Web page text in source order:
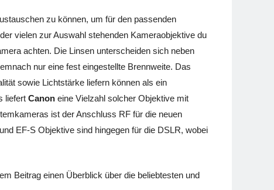
zu können, um für den passenden
vielen zur Auswahl stehenden Kameraobjektive du
achten. Die Linsen unterscheiden sich neben
nur eine fest eingestellte Brennweite. Das
sowie Lichtstärke liefern können als ein
liefert Canon eine Vielzahl solcher Objektive mit
ist der Anschluss RF für die neuen
EF-S Objektive sind hingegen für die DSLR, wobei
Beitrag einen Überblick über die beliebtesten und